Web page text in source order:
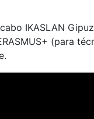
IKASLAN
(para